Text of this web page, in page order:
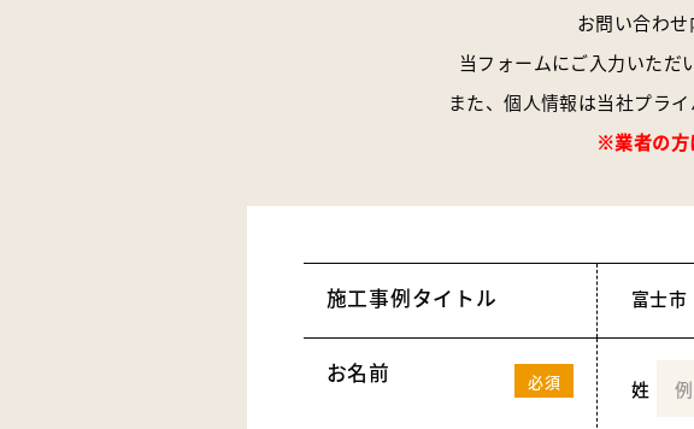
お問い合わせ
当フォームにご入力いただ
また、個人情報は当社プラ
※業者の方
施工事例タイトル
お名前 必須 姓